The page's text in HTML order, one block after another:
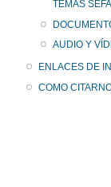
TEMAS
AUDIO Y
ENLACES DE
COMO